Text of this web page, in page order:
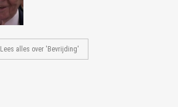
Lees alles over 'Bevrijding'